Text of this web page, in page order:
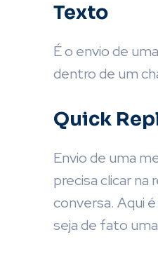
Texto
É o envio de
dentro de um
Quick
Envio de uma
precisa clicar na
conversa. Aqui
seja de fato